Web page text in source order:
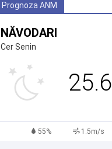
Prognoza ANM
NĂVODARI
Cer Senin
25.6
55% 1.5m/s